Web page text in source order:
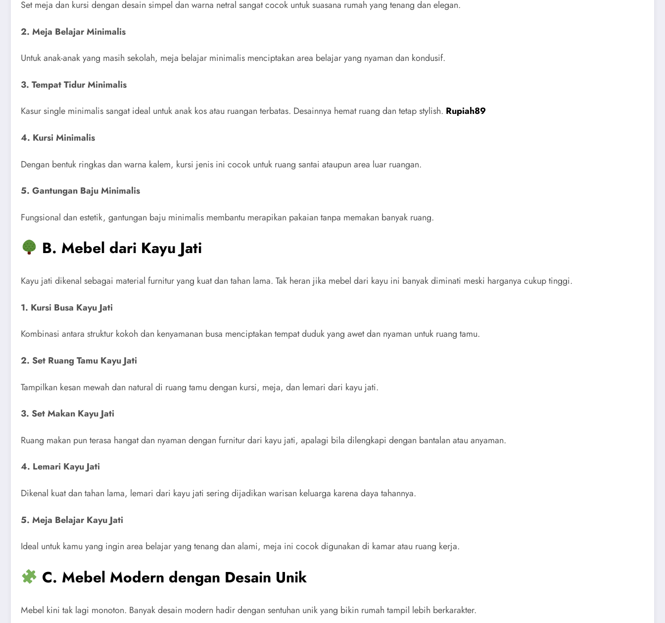
Set meja dan kursi dengan desain simpel dan warna netral sangat cocok untuk suasana rumah yang tenang dan elegan.
2. Meja Belajar Minimalis
Untuk anak-anak yang masih sekolah, meja belajar minimalis menciptakan area belajar yang nyaman dan kondusif.
3. Tempat Tidur Minimalis
Kasur single minimalis sangat ideal untuk anak kos atau ruangan terbatas. Desainnya hemat ruang dan tetap stylish. Rupiah89
4. Kursi Minimalis
Dengan bentuk ringkas dan warna kalem, kursi jenis ini cocok untuk ruang santai ataupun area luar ruangan.
5. Gantungan Baju Minimalis
Fungsional dan estetik, gantungan baju minimalis membantu merapikan pakaian tanpa memakan banyak ruang.
B. Mebel dari Kayu Jati
Kayu jati dikenal sebagai material furnitur yang kuat dan tahan lama. Tak heran jika mebel dari kayu ini banyak diminati meski harganya cukup tinggi.
1. Kursi Busa Kayu Jati
Kombinasi antara struktur kokoh dan kenyamanan busa menciptakan tempat duduk yang awet dan nyaman untuk ruang tamu.
2. Set Ruang Tamu Kayu Jati
Tampilkan kesan mewah dan natural di ruang tamu dengan kursi, meja, dan lemari dari kayu jati.
3. Set Makan Kayu Jati
Ruang makan pun terasa hangat dan nyaman dengan furnitur dari kayu jati, apalagi bila dilengkapi dengan bantalan atau anyaman.
4. Lemari Kayu Jati
Dikenal kuat dan tahan lama, lemari dari kayu jati sering dijadikan warisan keluarga karena daya tahannya.
5. Meja Belajar Kayu Jati
Ideal untuk kamu yang ingin area belajar yang tenang dan alami, meja ini cocok digunakan di kamar atau ruang kerja.
C. Mebel Modern dengan Desain Unik
Mebel kini tak lagi monoton. Banyak desain modern hadir dengan sentuhan unik yang bikin rumah tampil lebih berkarakter.